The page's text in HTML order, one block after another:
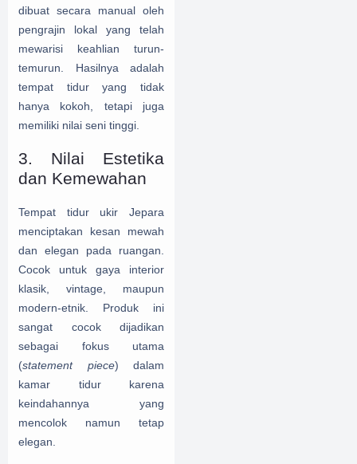
dibuat secara manual oleh
pengrajin lokal yang telah
mewarisi keahlian turun-
temurun. Hasilnya adalah
tempat tidur yang tidak
hanya kokoh, tetapi juga
memiliki nilai seni tinggi.
3. Nilai Estetika
dan Kemewahan
Tempat tidur ukir Jepara
menciptakan kesan mewah
dan elegan pada ruangan.
Cocok untuk gaya interior
klasik, vintage, maupun
modern-etnik. Produk ini
sangat cocok dijadikan
sebagai fokus utama
(statement piece) dalam
kamar tidur karena
keindahannya yang
mencolok namun tetap
elegan.